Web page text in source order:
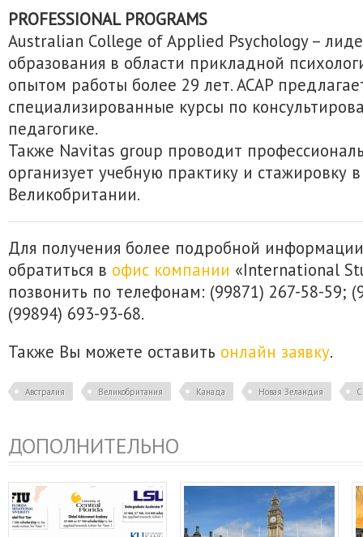
PROFESSIONAL PROGRAMS
Australian College of Applied Psychology –
образования в области прикладной
опытом работы более 29 лет. ACAP
специализированные курсы по
педагогике.
Также Navitas group проводит
организует учебную практику и стажировку
Великобритании.
Для получения более подробной
обратиться в офис компании «International
позвонить по телефонам: (99871) 267-58-59;
(99894) 693-93-68.
Также Вы можете оставить онлайн заявку.
Австралия Великобритания Канада Новая Зеландия
ДОПОЛНИТЕЛЬНО